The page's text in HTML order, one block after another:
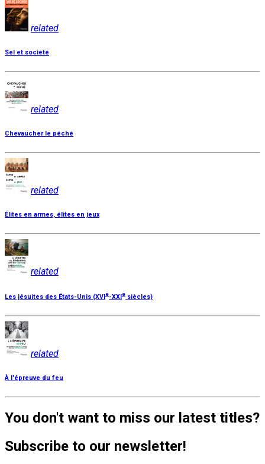
related
Sel et société
related
Chevaucher le péché
related
Élites en armes, élites en jeux
related
Les jésuites des États-Unis (XVI e-XXI e siècles)
related
À l'épreuve du feu
You don't want to miss our latest titles?
Subscribe to our newsletter!